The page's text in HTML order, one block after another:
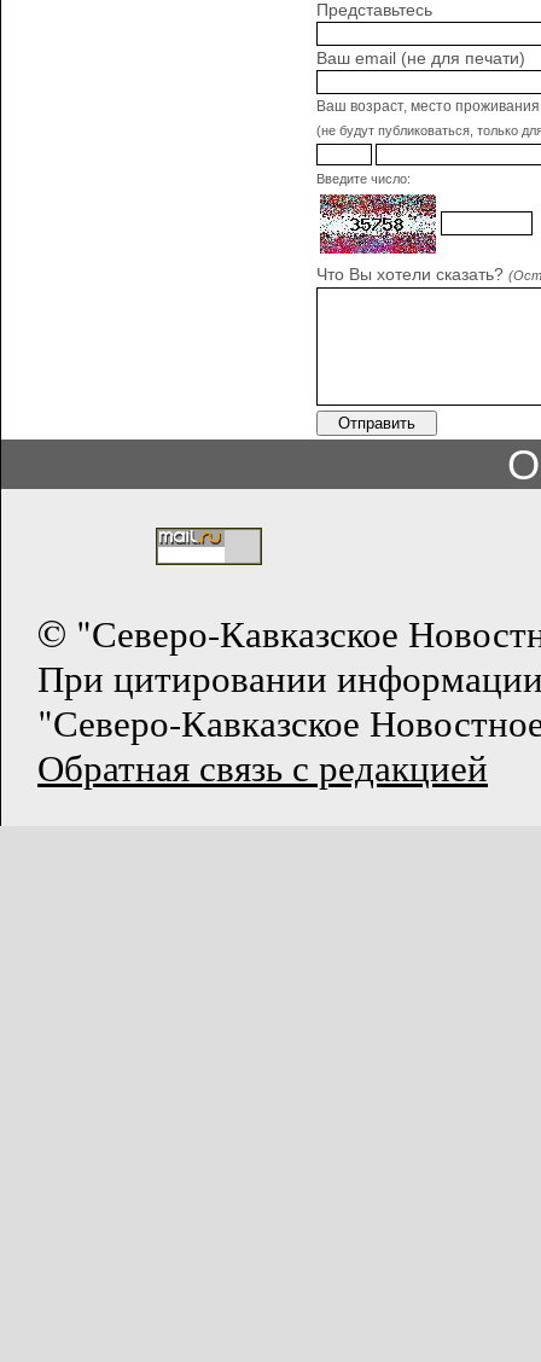
Представьтесь
Ваш email (не для печати)
Ваш возраст, место проживания
(не будут публиковаться, только
Введите число:
Что Вы хотели сказать?
О
© "Северо-Кавказское
При цитировании
"Северо-Кавказское
Обратная связь с редакцией